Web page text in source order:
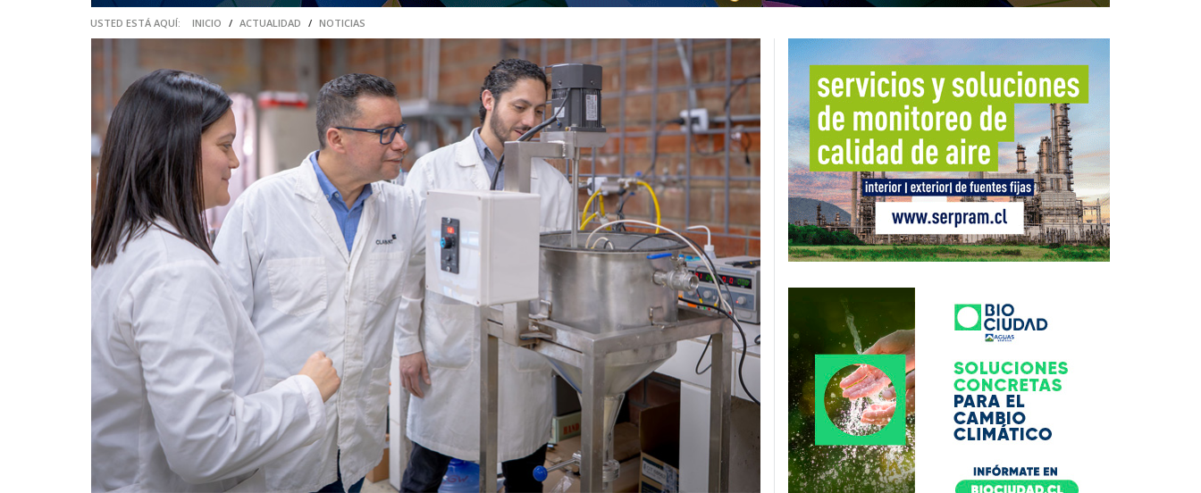
USTED ESTÁ AQUÍ: INICIO / ACTUALIDAD / NOTICIAS